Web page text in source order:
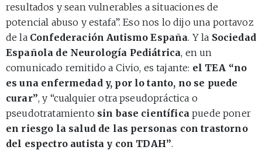
resultados y sean vulnerables a situaciones de
potencial abuso y estafa”. Eso nos lo dijo una portavoz
de la Confederación Autismo España. Y la Sociedad
Española de Neurología Pediátrica, en un
comunicado remitido a Civio, es tajante: el TEA “no
es una enfermedad y, por lo tanto, no se puede
curar”, y “cualquier otra pseudopráctica o
pseudotratamiento sin base científica puede poner
en riesgo la salud de las personas con trastorno
del espectro autista y con TDAH”.